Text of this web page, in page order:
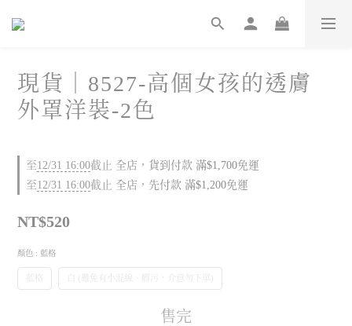
現貨｜8527-高個女孩的透膚
外罩洋裝-2色
至12/31 16:00截止 全店，貨到付款 滿$1,700免運
至12/31 16:00截止 全店，先付款 滿$1,200免運
NT$520
顏色 : 藍格
藍格 白 (難免有小混線、髒污，介意勿下單)
售完